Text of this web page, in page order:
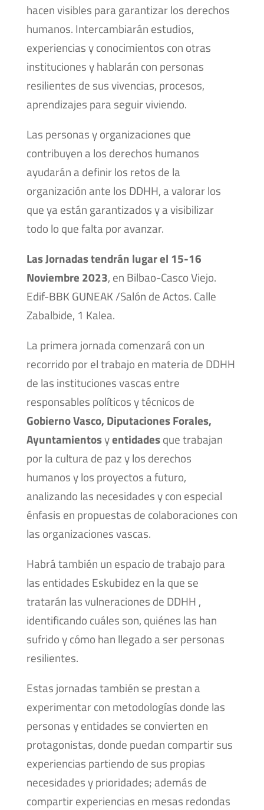
hacen visibles para garantizar los derechos
humanos. Intercambiarán estudios,
experiencias y conocimientos con otras
instituciones y hablarán con personas
resilientes de sus vivencias, procesos,
aprendizajes para seguir viviendo.
Las personas y organizaciones que
contribuyen a los derechos humanos
ayudarán a definir los retos de la
organización ante los DDHH, a valorar los
que ya están garantizados y a visibilizar
todo lo que falta por avanzar.
Las Jornadas tendrán lugar el 15-16
Noviembre 2023, en Bilbao-Casco Viejo.
Edif-BBK GUNEAK /Salón de Actos. Calle
Zabalbide, 1 Kalea.
La primera jornada comenzará con un
recorrido por el trabajo en materia de DDHH
de las instituciones vascas entre
responsables políticos y técnicos de
Gobierno Vasco, Diputaciones Forales,
Ayuntamientosyentidadesque trabajan
por la cultura de paz y los derechos
humanos y los proyectos a futuro,
analizando las necesidades y con especial
énfasis en propuestas de colaboraciones con
las organizaciones vascas.
Habrá también un espacio de trabajo para
las entidades Eskubidez en la que se
tratarán las vulneraciones de DDHH ,
identificando cuáles son, quiénes las han
sufrido y cómo han llegado a ser personas
resilientes.
Estas jornadas también se prestan a
experimentar con metodologías donde las
personas y entidades se convierten en
protagonistas, donde puedan compartir sus
experiencias partiendo de sus propias
necesidades y prioridades; además de
compartir experiencias en mesas redondas